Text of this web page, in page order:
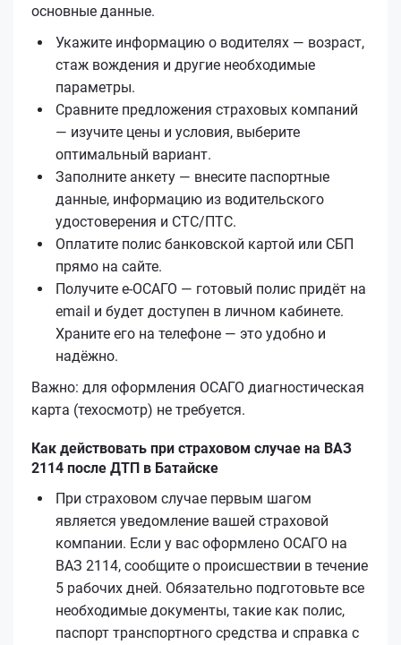
основные данные.
Укажите информацию о водителях — возраст,
стаж вождения и другие необходимые
параметры.
Сравните предложения страховых компаний
— изучите цены и условия, выберите
оптимальный вариант.
Заполните анкету — внесите паспортные
данные, информацию из водительского
удостоверения и СТС/ПТС.
Оплатите полис банковской картой или СБП
прямо на сайте.
Получите е‑ОСАГО — готовый полис придёт на
email и будет доступен в личном кабинете.
Храните его на телефоне — это удобно и
надёжно.
Важно: для оформления ОСАГО диагностическая
карта (техосмотр) не требуется.
Как действовать при страховом случае на ВАЗ
2114 после ДТП в Батайске
При страховом случае первым шагом
является уведомление вашей страховой
компании. Если у вас оформлено ОСАГО на
ВАЗ 2114, сообщите о происшествии в течение
5 рабочих дней. Обязательно подготовьте все
необходимые документы, такие как полис,
паспорт транспортного средства и справка с